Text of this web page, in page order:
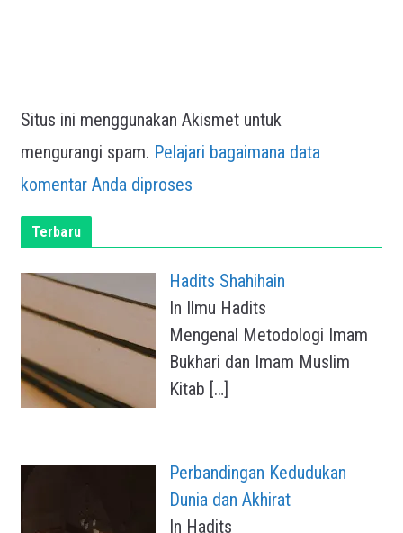
Situs ini menggunakan Akismet untuk
mengurangi spam. Pelajari bagaimana data
komentar Anda diproses
Terbaru
Hadits Shahihain
In Ilmu Hadits
Mengenal Metodologi Imam
Bukhari dan Imam Muslim
Kitab […]
Perbandingan Kedudukan
Dunia dan Akhirat
In Hadits